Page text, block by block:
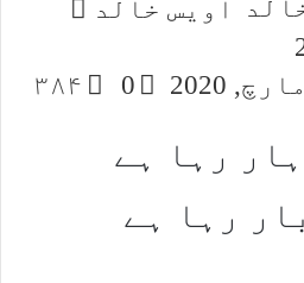
اویس خالد
0 ۳۸۴
رہا ہے
رہا ہے